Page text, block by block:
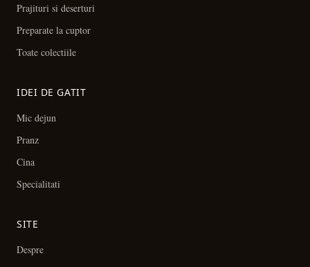
Prajituri si deserturi
Preparate la cuptor
Toate colectiile
IDEI DE GATIT
Mic dejun
Pranz
Cina
Specialitati
SITE
Despre